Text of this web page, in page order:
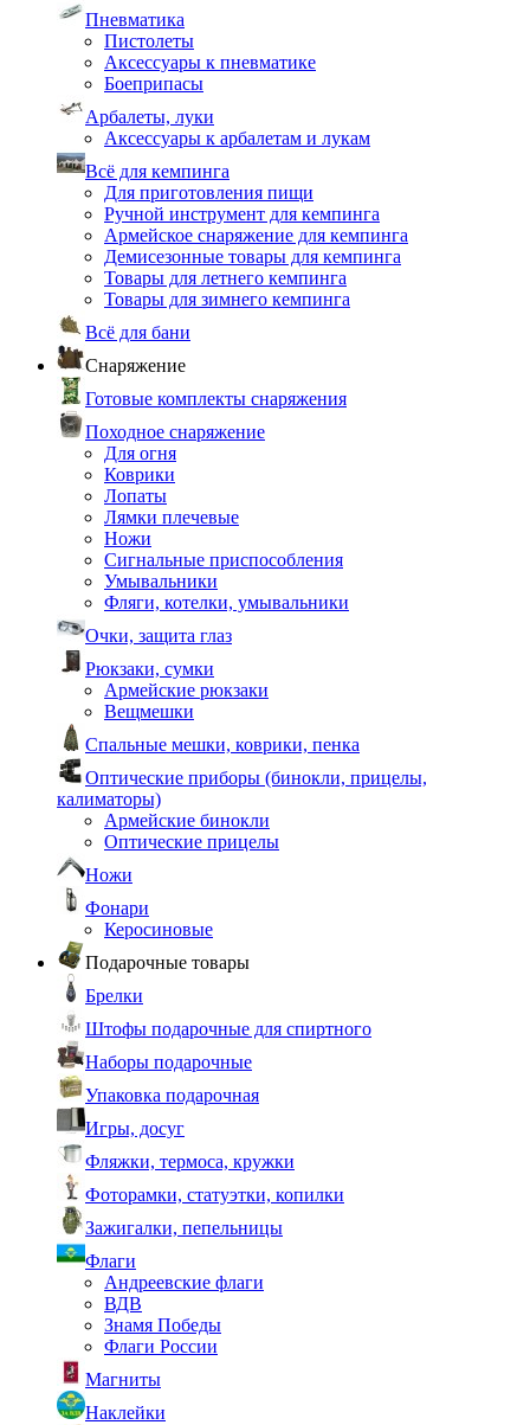
Пневматика
Пистолеты
Аксессуары к пневматике
Боеприпасы
Арбалеты, луки
Аксессуары к арбалетам и лукам
Всё для кемпинга
Для приготовления пищи
Ручной инструмент для кемпинга
Армейское снаряжение для кемпинга
Демисезонные товары для кемпинга
Товары для летнего кемпинга
Товары для зимнего кемпинга
Всё для бани
Снаряжение
Готовые комплекты снаряжения
Походное снаряжение
Для огня
Коврики
Лопаты
Лямки плечевые
Ножи
Сигнальные приспособления
Умывальники
Фляги, котелки, умывальники
Очки, защита глаз
Рюкзаки, сумки
Армейские рюкзаки
Вещмешки
Спальные мешки, коврики, пенка
Оптические приборы (бинокли, прицелы,
калиматоры)
Армейские бинокли
Оптические прицелы
Ножи
Фонари
Керосиновые
Подарочные товары
Брелки
Штофы подарочные для спиртного
Наборы подарочные
Упаковка подарочная
Игры, досуг
Фляжки, термоса, кружки
Фоторамки, статуэтки, копилки
Зажигалки, пепельницы
Флаги
Андреевские флаги
ВДВ
Знамя Победы
Флаги России
Магниты
Наклейки